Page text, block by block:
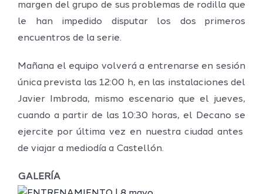
margen del grupo de sus problemas de rodilla que
le han impedido disputar los dos primeros
encuentros de la serie.
Mañana el equipo volverá a entrenarse en sesión
única prevista las 12:00 h, en las instalaciones del
Javier Imbroda, mismo escenario que el jueves,
cuando a partir de las 10:30 horas, el Decano se
ejercite por última vez en nuestra ciudad antes
de viajar a mediodía a Castellón.
GALERÍA